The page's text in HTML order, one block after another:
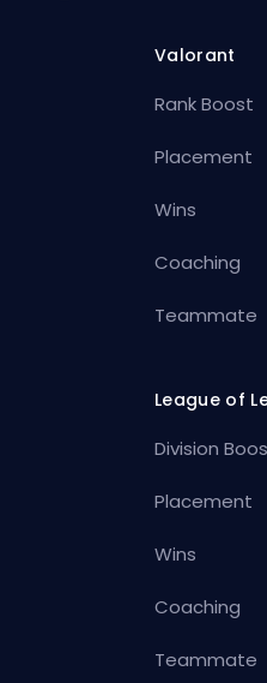
Valorant
Rank Boost
Placement
Wins
Coaching
Teammate
League of
Division
Placement
Wins
Coaching
Teammate